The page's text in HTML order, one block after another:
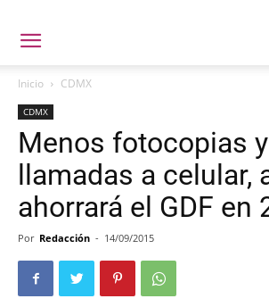
Inicio CDMX
CDMX
Menos fotocopias y
llamadas a celular,
ahorrará el GDF en
Por Redacción - 14/09/2015